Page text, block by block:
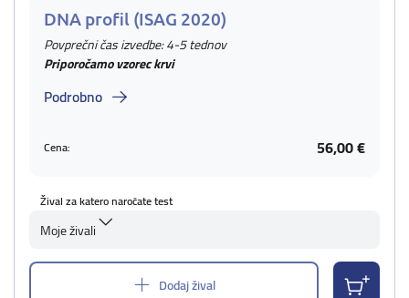
DNA profil (ISAG 2020)
Povprečni čas izvedbe: 4-5 tednov
Priporočamo vzorec krvi
Podrobno
Cena: 56,00 €
Žival za katero naročate test
Moje živali
Dodaj žival